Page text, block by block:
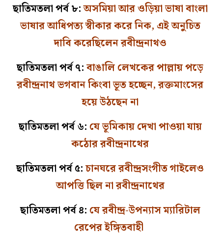
ছাতিমতলা পর্ব ৮:অসমিয়া আর ওড়িয়া ভাষা বাংলা
ভাষার আধিপত্য স্বীকার করে নিক, এই অনুচিত
দাবি করেছিলেন রবীন্দ্রনাথও
ছাতিমতলা পর্ব ৭:বাঙালি লেখকের পাল্লায় পড়ে
রবীন্দ্রনাথ ভগবান কিংবা ভূত হচ্ছেন, রক্তমাংসের
হয়ে উঠছেন না
ছাতিমতলা পর্ব ৬: যে ভূমিকায় দেখা পাওয়া যায়
কঠোর রবীন্দ্রনাথের
ছাতিমতলা পর্ব ৫:চানঘরে রবীন্দ্রসংগীত গাইলেও
আপত্তি ছিল না রবীন্দ্রনাথের
ছাতিমতলা পর্ব ৪: যে রবীন্দ্র-উপন্যাস ম্যারিটাল
রেপের ইঙ্গিতবাহী